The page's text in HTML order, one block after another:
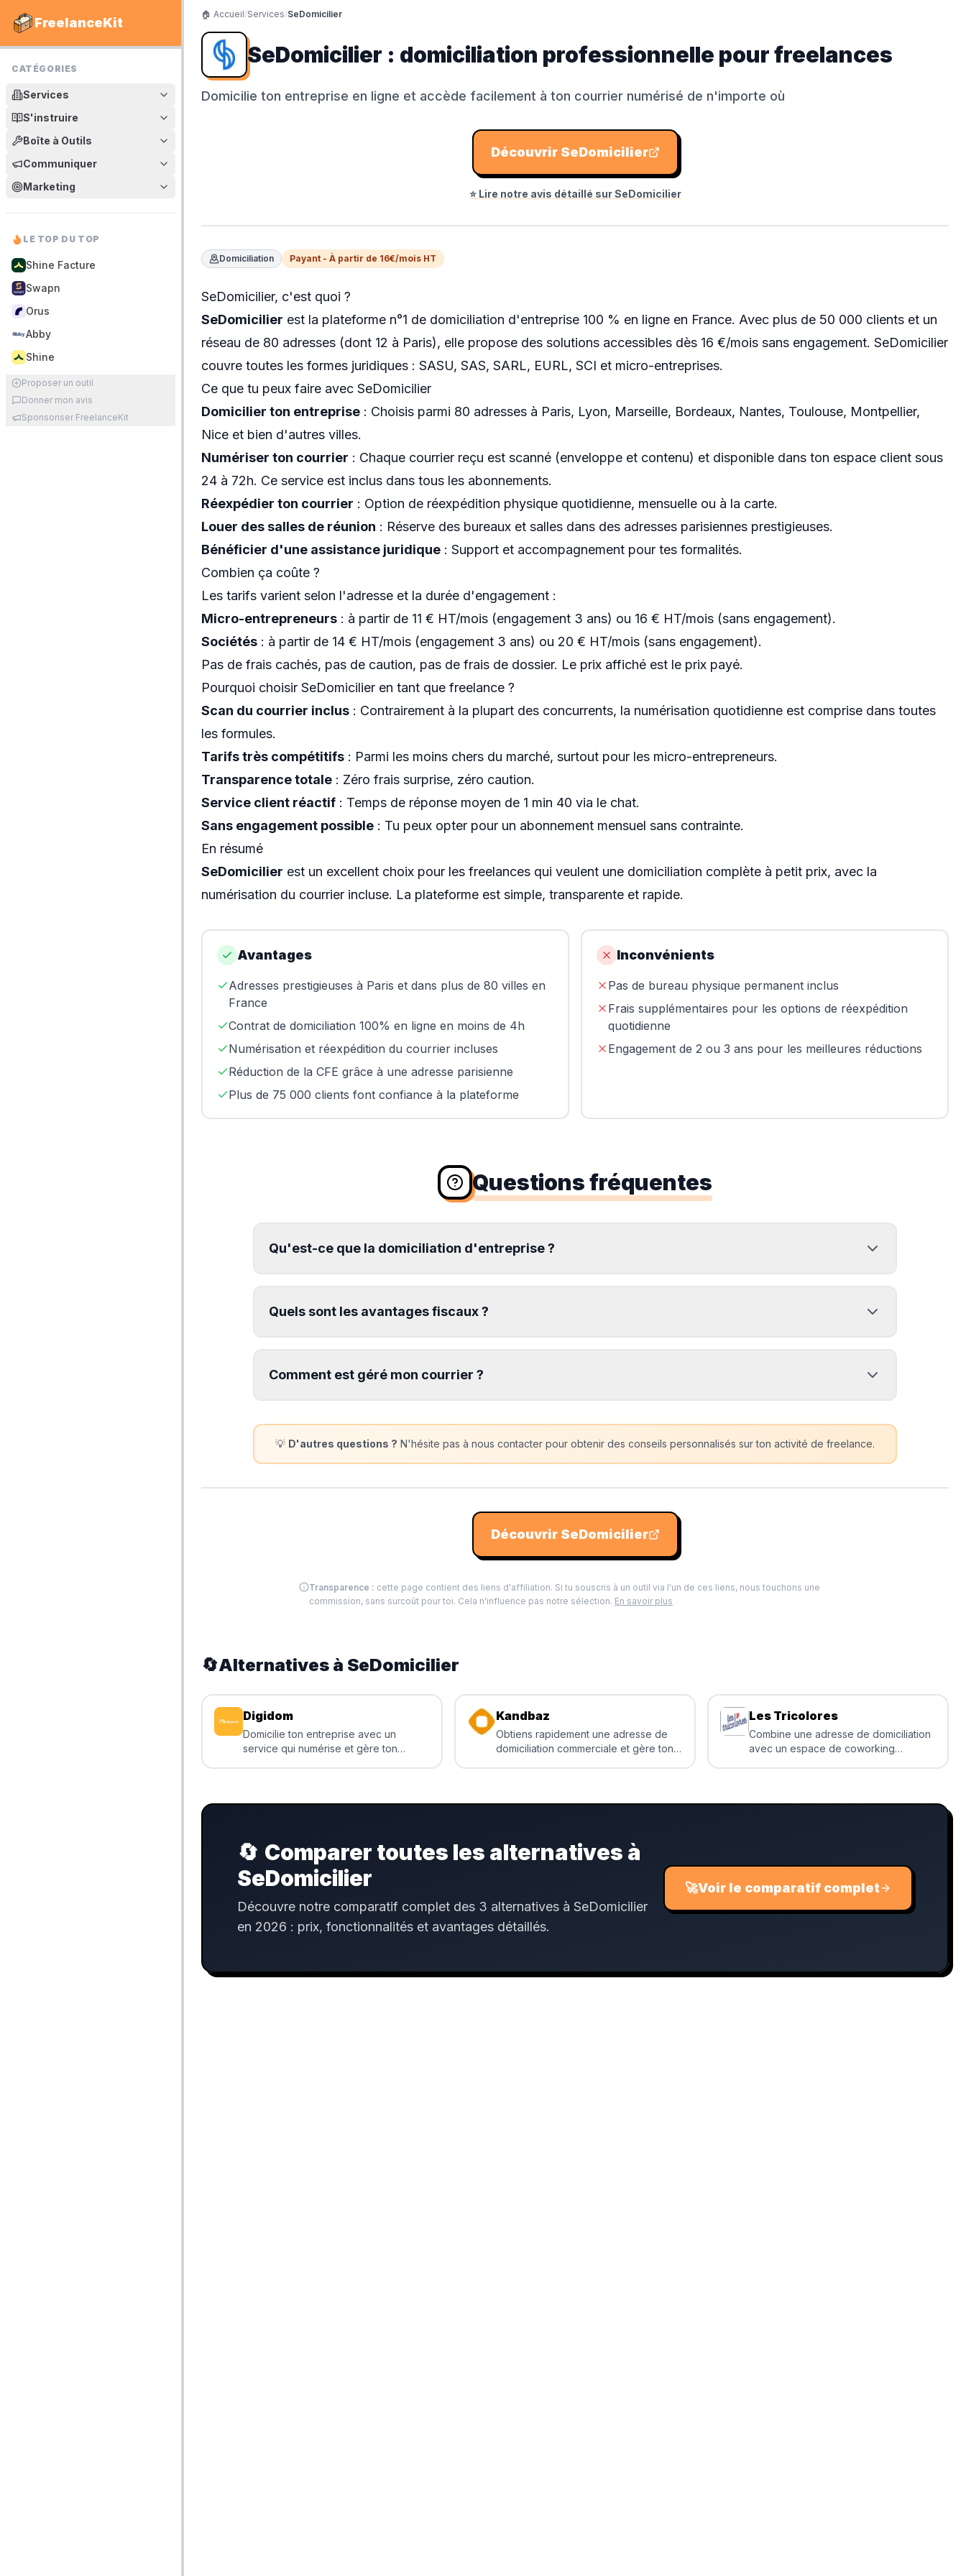
FreelanceKit
CATÉGORIES
Services
S'instruire
Boîte à Outils
Communiquer
Marketing
LE TOP DU TOP
Shine Facture
Swapn
Orus
Abby
Shine
Proposer un outil
Donner mon avis
Sponsoriser FreelanceKit
🏠 Accueil/Services/SeDomicilier
SeDomicilier : domiciliation professionnelle pour freelances
Domicilie ton entreprise en ligne et accède facilement à ton courrier numérisé de n'importe où
Découvrir SeDomicilier
⭐ Lire notre avis détaillé surSeDomicilier
Domiciliation Payant - À partir de 16€/mois HT
SeDomicilier, c'est quoi ?
SeDomicilier est la plateforme n°1 de domiciliation d'entreprise 100 % en ligne en France. Avec plus de 50 000 clients et un
réseau de 80 adresses (dont 12 à Paris), elle propose des solutions accessibles dès 16 €/mois sans engagement. SeDomicilier
couvre toutes les formes juridiques : SASU, SAS, SARL, EURL, SCI et micro-entreprises.
Ce que tu peux faire avec SeDomicilier
Domicilier ton entreprise : Choisis parmi 80 adresses à Paris, Lyon, Marseille, Bordeaux, Nantes, Toulouse, Montpellier,
Nice et bien d'autres villes.
Numériser ton courrier : Chaque courrier reçu est scanné (enveloppe et contenu) et disponible dans ton espace client sous
24 à 72h. Ce service est inclus dans tous les abonnements.
Réexpédier ton courrier : Option de réexpédition physique quotidienne, mensuelle ou à la carte.
Louer des salles de réunion : Réserve des bureaux et salles dans des adresses parisiennes prestigieuses.
Bénéficier d'une assistance juridique : Support et accompagnement pour tes formalités.
Combien ça coûte ?
Les tarifs varient selon l'adresse et la durée d'engagement :
Micro-entrepreneurs : à partir de 11 € HT/mois (engagement 3 ans) ou 16 € HT/mois (sans engagement).
Sociétés : à partir de 14 € HT/mois (engagement 3 ans) ou 20 € HT/mois (sans engagement).
Pas de frais cachés, pas de caution, pas de frais de dossier. Le prix affiché est le prix payé.
Pourquoi choisir SeDomicilier en tant que freelance ?
Scan du courrier inclus : Contrairement à la plupart des concurrents, la numérisation quotidienne est comprise dans toutes
les formules.
Tarifs très compétitifs : Parmi les moins chers du marché, surtout pour les micro-entrepreneurs.
Transparence totale : Zéro frais surprise, zéro caution.
Service client réactif : Temps de réponse moyen de 1 min 40 via le chat.
Sans engagement possible : Tu peux opter pour un abonnement mensuel sans contrainte.
En résumé
SeDomicilier est un excellent choix pour les freelances qui veulent une domiciliation complète à petit prix, avec la
numérisation du courrier incluse. La plateforme est simple, transparente et rapide.
Avantages
Adresses prestigieuses à Paris et dans plus de 80 villes en
France
Contrat de domiciliation 100% en ligne en moins de 4h
Numérisation et réexpédition du courrier incluses
Réduction de la CFE grâce à une adresse parisienne
Plus de 75 000 clients font confiance à la plateforme
Inconvénients
Pas de bureau physique permanent inclus
Frais supplémentaires pour les options de réexpédition
quotidienne
Engagement de 2 ou 3 ans pour les meilleures réductions
Questions fréquentes
Qu'est-ce que la domiciliation d'entreprise ?
Quels sont les avantages fiscaux ?
Comment est géré mon courrier ?
💡 D'autres questions ? N'hésite pas à nous contacter pour obtenir des conseils personnalisés sur ton activité de freelance.
Découvrir SeDomicilier
Transparence : cette page contient des liens d'affiliation. Si tu souscris à un outil via l'un de ces liens, nous touchons une
commission, sans surcoût pour toi. Cela n'influence pas notre sélection. En savoir plus
🔄Alternatives à SeDomicilier
Digidom
Domicilie ton entreprise avec un
service qui numérise et gère ton
Kandbaz
Obtiens rapidement une adresse de
domiciliation commerciale et gère ton
Les Tricolores
Combine une adresse de domiciliation
avec un espace de coworking
🔄 Comparer toutes les alternatives à
SeDomicilier
Découvre notre comparatif complet des 3 alternatives à SeDomicilier
en 2026 : prix, fonctionnalités et avantages détaillés.
🚀Voir le comparatif complet